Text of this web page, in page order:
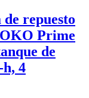
repuesto
Prime
de
h, 4